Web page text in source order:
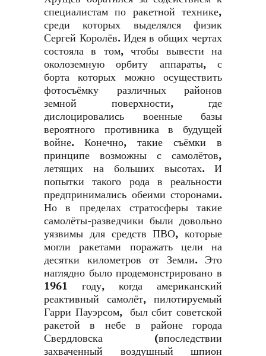
специалистам по ракетной технике,
среди которых выделялся физик
Сергей Королёв. Идея в общих чертах
состояла в том, чтобы вывести на
околоземную орбиту аппараты, с
борта которых можно осуществить
фотосъёмку различных районов
земной поверхности, где
дислоцировались военные базы
вероятного противника в будущей
войне. Конечно, такие съёмки в
принципе возможны с самолётов,
летящих на больших высотах. И
попытки такого рода в реальности
предпринимались обеими сторонами.
Но в пределах стратосферы такие
самолёты-разведчики были довольно
уязвимы для средств ПВО, которые
могли ракетами поражать цели на
десятки километров от Земли. Это
наглядно было продемонстрировано в
1961 году, когда американский
реактивный самолёт, пилотируемый
Гарри Пауэрсом, был сбит советской
ракетой в небе в районе города
Свердловска (впоследствии
захваченный воздушный шпион